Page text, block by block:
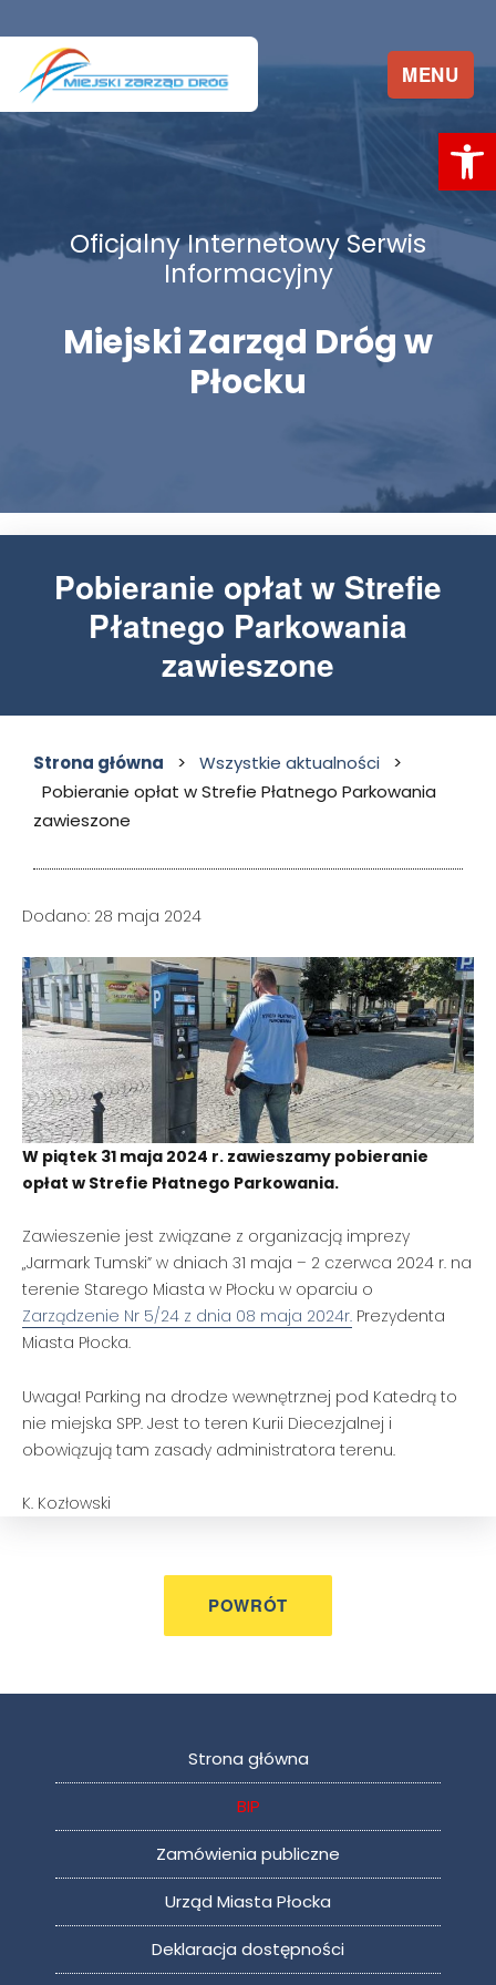
MENU
Oficjalny Internetowy Serwis
Informacyjny
Miejski Zarząd Dróg w
Płocku
Pobieranie opłat w Strefie
Płatnego Parkowania
zawieszone
Strona główna > Wszystkie aktualności >
Pobieranie opłat w Strefie Płatnego Parkowania
zawieszone
Dodano: 28 maja 2024
W piątek 31 maja 2024 r. zawieszamy pobieranie
opłat w Strefie Płatnego Parkowania.
Zawieszenie jest związane z organizacją imprezy
„Jarmark Tumski” w dniach 31 maja – 2 czerwca 2024 r. na
terenie Starego Miasta w Płocku w oparciu o
Zarządzenie Nr 5/24 z dnia 08 maja 2024r. Prezydenta
Miasta Płocka.
Uwaga! Parking na drodze wewnętrznej pod Katedrą to
nie miejska SPP. Jest to teren Kurii Diecezjalnej i
obowiązują tam zasady administratora terenu.
K. Kozłowski
Strona główna
BIP
Zamówienia publiczne
Urząd Miasta Płocka
Deklaracja dostępności